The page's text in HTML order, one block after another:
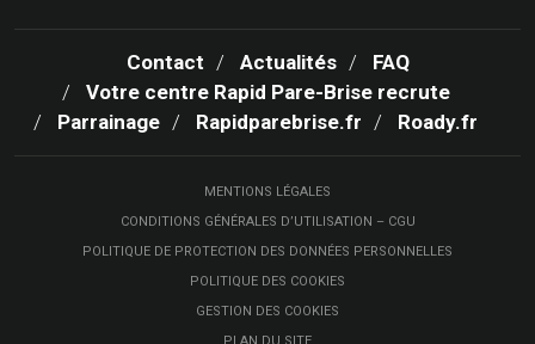
Contact Actualités
FAQ
Votre centre Rapid Pare-Brise recrute
Parrainage
Rapidparebrise.fr Roady.fr
MENTIONS LÉGALES
CONDITIONS GÉNÉRALES D’UTILISATION – CGU
POLITIQUE DE PROTECTION DES DONNÉES PERSONNELLES
POLITIQUE DES COOKIES
GESTION DES COOKIES